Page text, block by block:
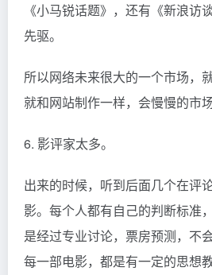
《小马锐话题》，还有《新浪访
先驱。
所以网络未来很大的一个市场，
就和网站制作一样，会慢慢的市
6. 影评家太多。
出来的时候，听到后面几个在评
影。每个人都有自己的判断标准
是经过专业讨论，票房预测，不
每一部电影，都是有一定的思想